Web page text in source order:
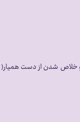
) و خلاص شدن از دست